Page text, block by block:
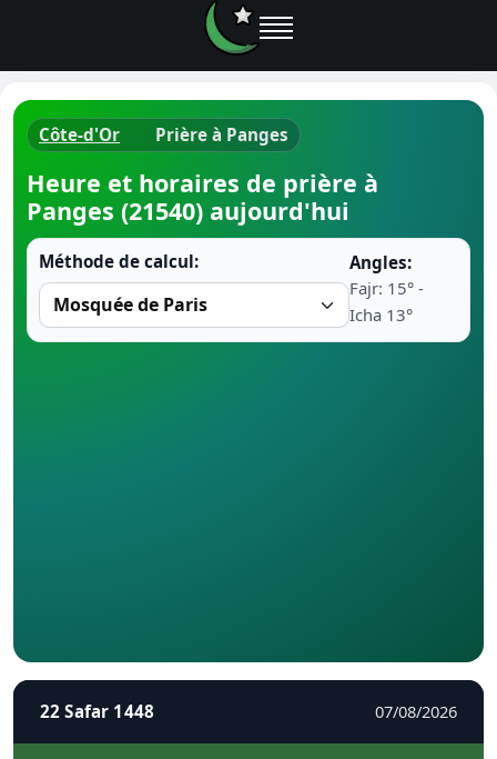
Ramadan
Côte-d'Or Prière à Panges
Heure et horaires de prière à
Panges (21540) aujourd'hui
Méthode de calcul:
Angles:
Fajr: 15° -
Icha 13°
22 Safar 1448 07/08/2026